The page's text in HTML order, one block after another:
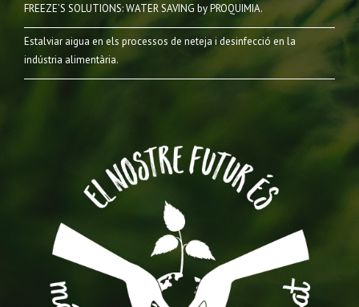
FREEZE’S SOLUTIONS: WATER SAVING by PROQUIMIA.
Estalviar aigua en els processos de neteja i desinfecció en la
indústria alimentària.